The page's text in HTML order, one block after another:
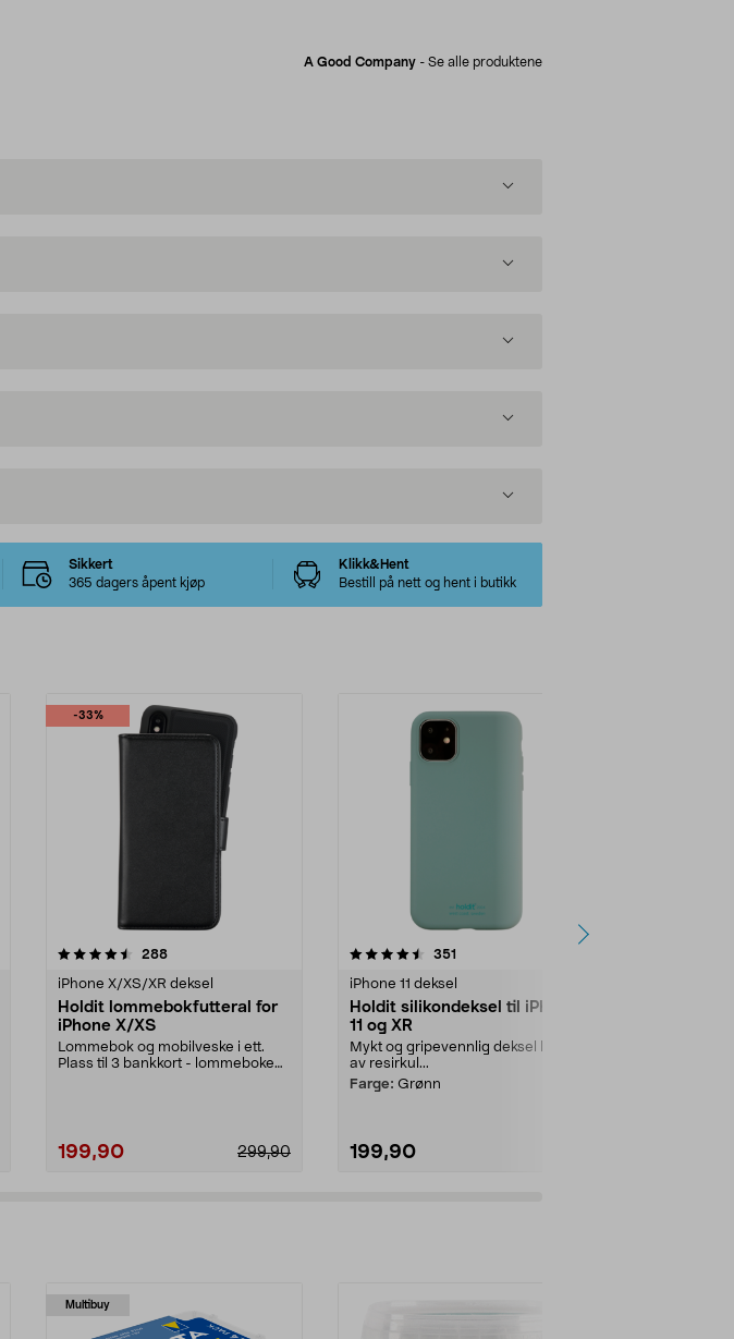
A Good Company - Se alle produktene
Sikkert
365 dagers åpent kjøp
Klikk&Hent
Bestill på nett og hent i butikk
-33%
288anmeldelser
iPhone X/XS/XR deksel
Holdit lommebokfutteral for
iPhone X/XS
Lommebok og mobilveske i ett.
Plass til 3 bankkort - lommeboken
199,90 299,90
4.5 av 5 stjerner 351
iPhone 11 deksel
Holdit silikondeksel til iPhone
11 og XR
Mykt og gripevennlig deksel laget
av resirkul...
Farge: Grønn
199,90
4.5 av 5 stjerner
Multibuy